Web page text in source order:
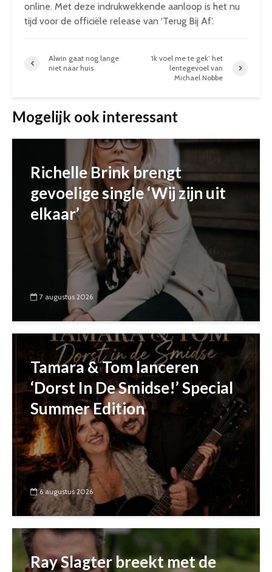
online. Met deze indrukwekkende aanloop is het nu
tijd voor de officiële release van ‘Terug Bij Af’.
Alwin gaat nog lange
niet naar huis
‘Ik voel me te gek’ het
lentegevoel van
Michael Nobbe
Mogelijk ook interessant
Richelle Brink brengt
gevoelige single ‘Wij zijn uit
elkaar’
7 augustus 2026
Tamara & Tom lanceren
‘Dorst In De Smidse!’ Special
Summer Edition
6 augustus 2026
Ray Slagter breekt met de